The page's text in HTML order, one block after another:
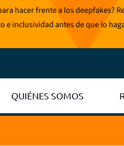
hacer frente a los deepfakes?
inclusividad antes de que lo
QUIÉNES SOMOS